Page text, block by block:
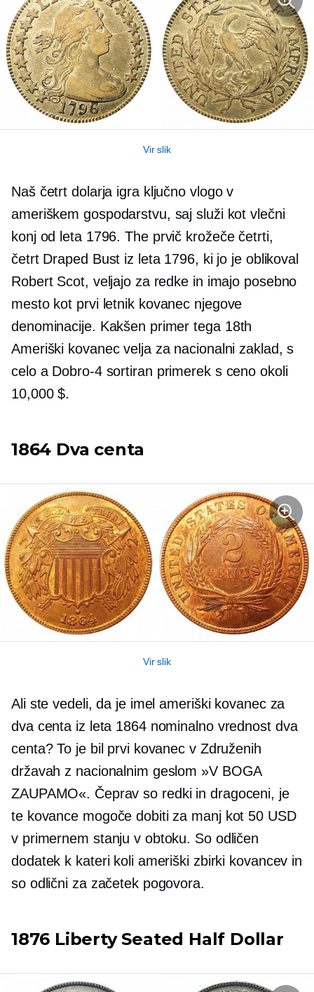
Vir slik
Naš četrt dolarja igra ključno vlogo v
ameriškem gospodarstvu, saj služi kot vlečni
konj od leta 1796. The prvič krožeče četrti,
četrt Draped Bust iz leta 1796, ki jo je oblikoval
Robert Scot, veljajo za redke in imajo posebno
mesto kot prvi letnikkovanec njegove
denominacije. Kakšen primer tega 18th
Ameriški kovanec velja za nacionalni zaklad, s
celo a Dobro-4sortiran primerek s ceno okoli
10,000 $.
1864 Dva centa
Vir slik
Ali ste vedeli, da je imel ameriški kovanec za
dva centa iz leta 1864 nominalno vrednost dva
centa? To je bil prvi kovanec v Združenih
državah z nacionalnim geslom »V BOGA
ZAUPAMO«. Čeprav so redki in dragoceni, je
te kovance mogoče dobiti za manj kot 50 USD
v primernem stanju v obtoku. So odličen
dodatek k kateri koli ameriški zbirki kovancev in
so odlični za začetek pogovora.
1876 ​​Liberty Seated Half Dollar